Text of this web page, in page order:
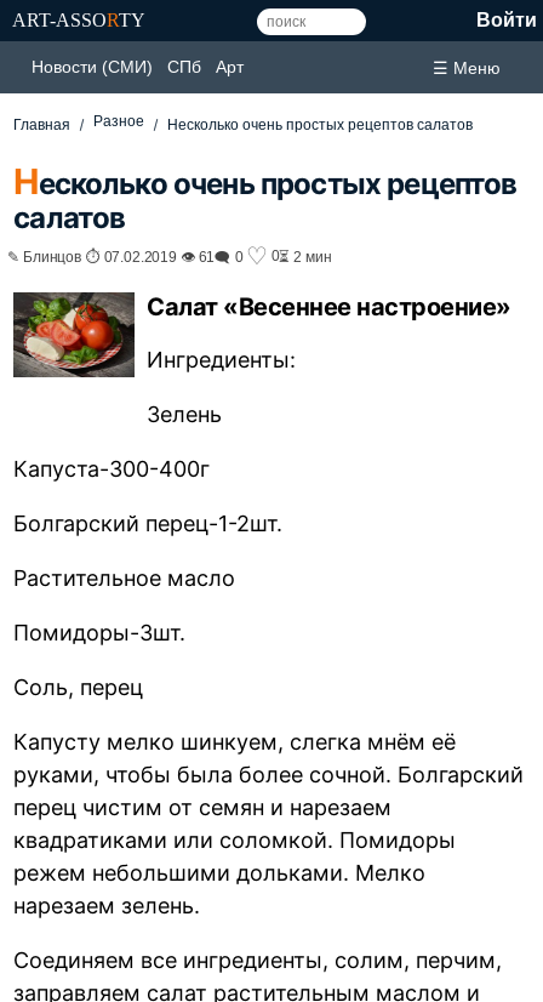
ART-ASSORTY Войти
Новости (СМИ) СПб Арт ☰ Меню
Главная Разное Несколько очень простых рецептов салатов
Несколько очень простых рецептов
салатов
✎ Блинцов ⏱ 07.02.2019 👁 61🗨 0 ♡ 0⏳ 2 мин
Салат «Весеннее настроение»
Ингредиенты:
Зелень
Капуста-300-400г
Болгарский перец-1-2шт.
Растительное масло
Помидоры-3шт.
Соль, перец
Капусту мелко шинкуем, слегка мнём её
руками, чтобы была более сочной. Болгарский
перец чистим от семян и нарезаем
квадратиками или соломкой. Помидоры
режем небольшими дольками. Мелко
нарезаем зелень.
Соединяем все ингредиенты, солим, перчим,
заправляем салат растительным маслом и